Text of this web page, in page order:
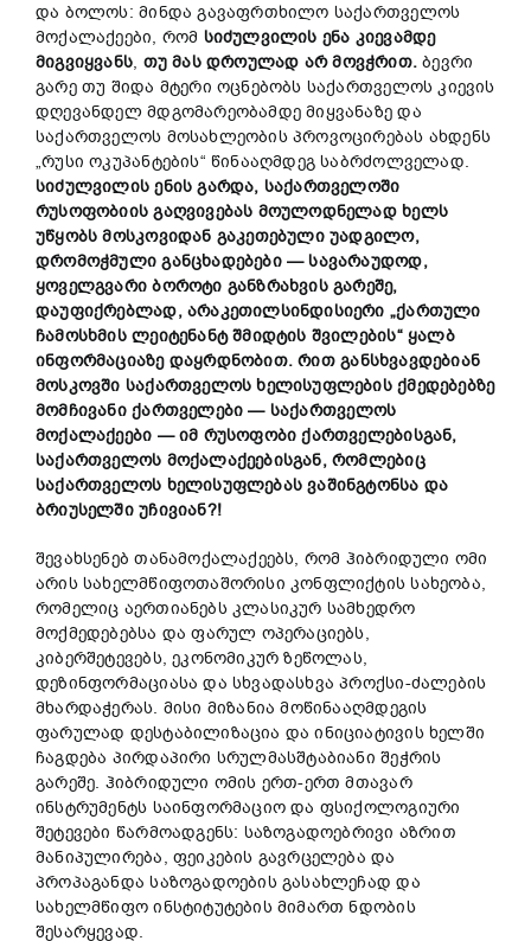
და ბოლოს: მინდა გავაფრთხილო საქართველოს
მოქალაქეები, რომ სიძულვილის ენა კიევამდე
მიგვიყვანს, თუ მას დროულად არ მოვჭრით. ბევრი
გარე თუ შიდა მტერი ოცნებობს საქართველოს კიევის
დღევანდელ მდგომარეობამდე მიყვანაზე და
საქართველოს მოსახლეობის პროვოცირებას ახდენს
„რუსი ოკუპანტების“ წინააღმდეგ საბრძოლველად.
სიძულვილის ენის გარდა, საქართველოში
რუსოფობიის გაღვივებას მოულოდნელად ხელს
უწყობს მოსკოვიდან გაკეთებული უადგილო,
დრომოჭმული განცხადებები — სავარაუდოდ,
ყოველგვარი ბოროტი განზრახვის გარეშე,
დაუფიქრებლად, არაკეთილსინდისიერი „ქართული
ჩამოსხმის ლეიტენანტ შმიდტის შვილების“ ყალბ
ინფორმაციაზე დაყრდნობით. რით განსხვავდებიან
მოსკოვში საქართველოს ხელისუფლების ქმედებებზე
მომჩივანიქართველები — საქართველოს
მოქალაქეები — იმ რუსოფობი ქართველებისგან,
საქართველოს მოქალაქეებისგან, რომლებიც
საქართველოს ხელისუფლებას ვაშინგტონსა და
ბრიუსელში უჩივიან?!
შევახსენებ თანამოქალაქეებს, რომ ჰიბრიდული ომი
არის სახელმწიფოთაშორისი კონფლიქტის სახეობა,
რომელიც აერთიანებს კლასიკურ სამხედრო
მოქმედებებსა და ფარულ ოპერაციებს,
კიბერშეტევებს, ეკონომიკურ ზეწოლას,
დეზინფორმაციასა და სხვადასხვა პროქსი-ძალების
მხარდაჭერას. მისი მიზანია მოწინააღმდეგის
ფარულად დესტაბილიზაცია და ინიციატივის ხელში
ჩაგდება პირდაპირი სრულმასშტაბიანი შეჭრის
გარეშე. ჰიბრიდული ომის ერთ-ერთ მთავარ
ინსტრუმენტს საინფორმაციო და ფსიქოლოგიური
შეტევები წარმოადგენს: საზოგადოებრივი აზრით
მანიპულირება, ფეიკების გავრცელება და
პროპაგანდა საზოგადოების გასახლეჩად და
სახელმწიფო ინსტიტუტების მიმართ ნდობის
შესარყევად.